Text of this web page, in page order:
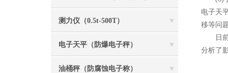
测力仪（0.5t-500T）
电子天平（防爆电子秤）
油桶秤（防腐蚀电子称）
电子天
移等问
日前
分析了